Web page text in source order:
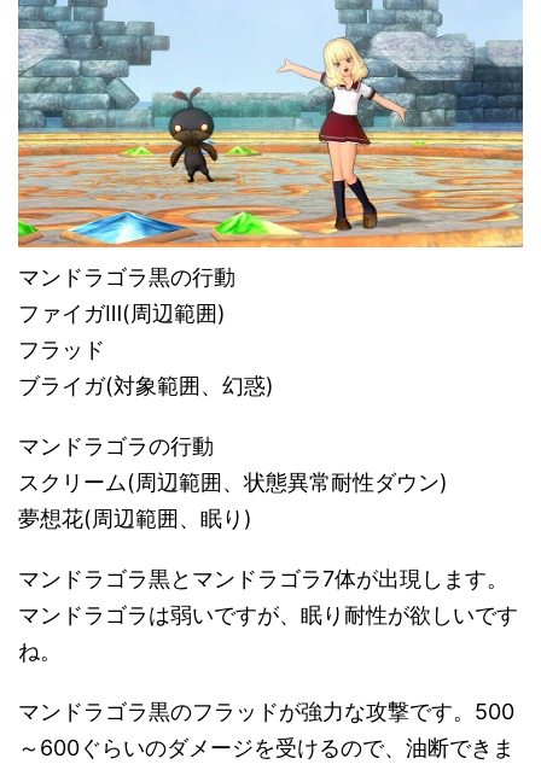
マンドラゴラ黒の行動
ファイガⅢ(周辺範囲)
フラッド
ブライガ(対象範囲、幻惑)
マンドラゴラの行動
スクリーム(周辺範囲、状態異常耐性ダウン)
夢想花(周辺範囲、眠り)
マンドラゴラ黒とマンドラゴラ7体が出現します。
マンドラゴラは弱いですが、眠り耐性が欲しいです
ね。
マンドラゴラ黒のフラッドが強力な攻撃です。500
～600ぐらいのダメージを受けるので、油断できま